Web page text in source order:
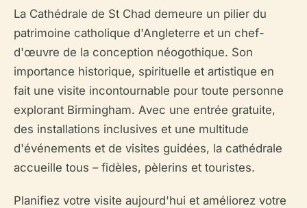
La Cathédrale de St Chad demeure un pilier du
patrimoine catholique d'Angleterre et un chef-
d'œuvre de la conception néogothique. Son
importance historique, spirituelle et artistique en
fait une visite incontournable pour toute personne
explorant Birmingham. Avec une entrée gratuite,
des installations inclusives et une multitude
d'événements et de visites guidées, la cathédrale
accueille tous – fidèles, pèlerins et touristes.
Planifiez votre visite aujourd'hui et améliorez votre